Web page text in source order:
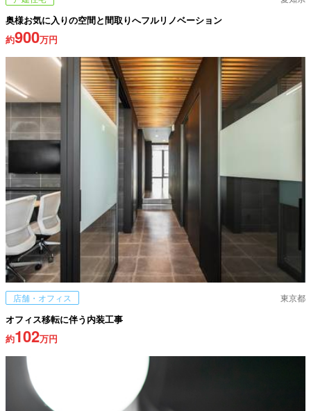
奥様お気に入りの空間と間取りへフルリノベーション
約900万円
店舗・オフィス 東京都
オフィス移転に伴う内装工事
約102万円